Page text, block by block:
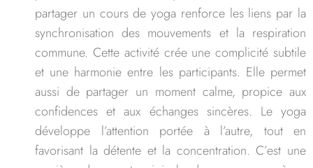
partager un cours de yoga renforce les liens par la
synchronisation des mouvements et la respiration
commune. Cette activité crée une complicité subtile
et une harmonie entre les participants. Elle permet
aussi de partager un moment calme, propice aux
confidences et aux échanges sincères. Le yoga
développe l’attention portée à l’autre, tout en
favorisant la détente et la concentration. C’est une